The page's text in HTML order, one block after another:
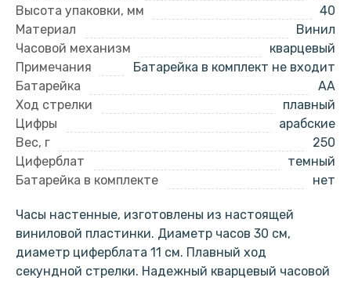
Высота упаковки, мм
40
Материал
Винил
Часовой механизм
кварцевый
Примечания
Батарейка в комплект не входит
Батарейка
AA
Ход стрелки
плавный
Цифры
арабские
Вес, г
250
Циферблат
темный
Батарейка в комплекте
нет
Часы настенные, изготовлены из настоящей
виниловой пластинки. Диаметр часов 30 см,
диаметр циферблата 11 см. Плавный ход
секундной стрелки. Надежный кварцевый часовой